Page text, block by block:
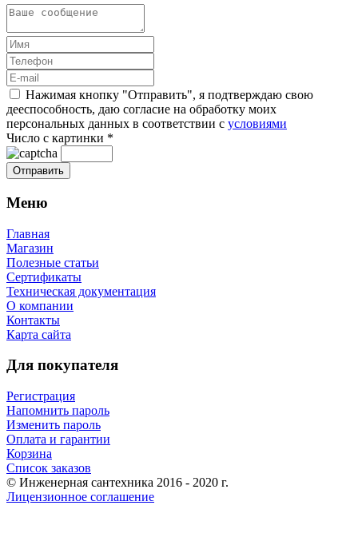
Нажимая кнопку "Отправить", я подтверждаю свою
дееспособность, даю согласие на обработку моих
персональных данных в соответствии с условиями
Число с картинки *
Меню
Главная
Магазин
Полезные статьи
Сертификаты
Техническая документация
О компании
Контакты
Карта сайта
Для покупателя
Регистрация
Напомнить пароль
Изменить пароль
Оплата и гарантии
Корзина
Список заказов
© Инженерная сантехника 2016 - 2020 г.
Лицензионное соглашение